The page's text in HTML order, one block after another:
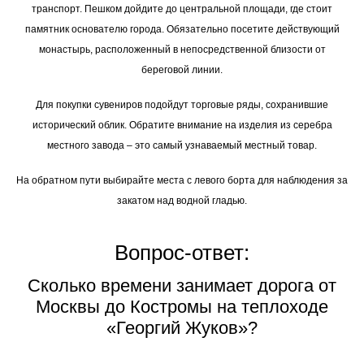
транспорт. Пешком дойдите до центральной площади, где стоит
памятник основателю города. Обязательно посетите действующий
монастырь, расположенный в непосредственной близости от
береговой линии.
Для покупки сувениров подойдут торговые ряды, сохранившие
исторический облик. Обратите внимание на изделия из серебра
местного завода – это самый узнаваемый местный товар.
На обратном пути выбирайте места с левого борта для наблюдения за
закатом над водной гладью.
Вопрос-ответ:
Сколько времени занимает дорога от
Москвы до Костромы на теплоходе
«Георгий Жуков»?